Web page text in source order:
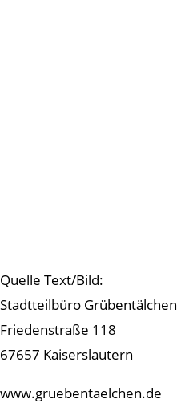
Quelle Text/Bild:
Stadtteilbüro Grübentälchen
Friedenstraße 118
67657 Kaiserslautern
www.gruebentaelchen.de